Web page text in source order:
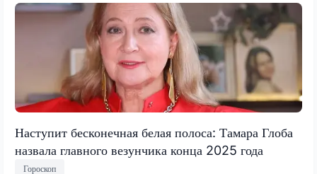
Наступит бесконечная белая полоса: Тамара Глоба
назвала главного везунчика конца 2025 года
Гороскоп